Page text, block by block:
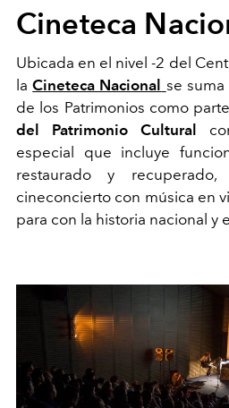
Cineteca
Ubicada en el nivel -2 del
laCineteca Nacional se
de los Patrimonios como
del Patrimonio Cultural
especial que incluye
restaurado y
cineconcierto con música en
para con la historia nacional y